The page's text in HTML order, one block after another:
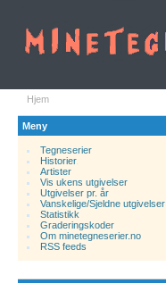
Hjem
Meny
Tegneserier
Historier.
Artister
Vis ukens utgivelser
Utgivelser pr. år
Vanskelige/Sjeldne utgivelser
Statistikk
Graderingskoder
Om minetegneserier.no
RSS feeds